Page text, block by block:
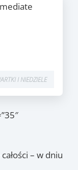
I NIEDZIELE
, 4.02(niedz.),
– w dniu